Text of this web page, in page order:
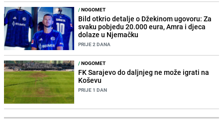
/NOGOMET
Bild otkrio detalje o Džekinom ugovoru: Za
svaku pobjedu 20.000 eura, Amra i djeca
dolaze u Njemačku
PRIJE 2 DANA
/NOGOMET
FK Sarajevo do daljnjeg ne može igrati na
Koševu
PRIJE 1 DAN